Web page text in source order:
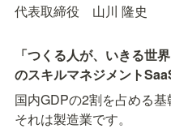
代表取締役　山川 隆史
「つくる人が、いきる世
のスキルマネジメント
国内GDPの2割を占める
それは製造業です。